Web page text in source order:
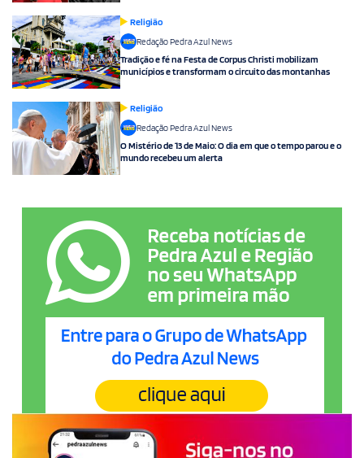
Religião
Redação Pedra Azul News
Tradição e fé na Festa de Corpus Christi mobilizam
municípios e transformam o circuito das montanhas
Religião
Redação Pedra Azul News
O Mistério de 13 de Maio: O dia em que o tempo parou e o
mundo recebeu um alerta